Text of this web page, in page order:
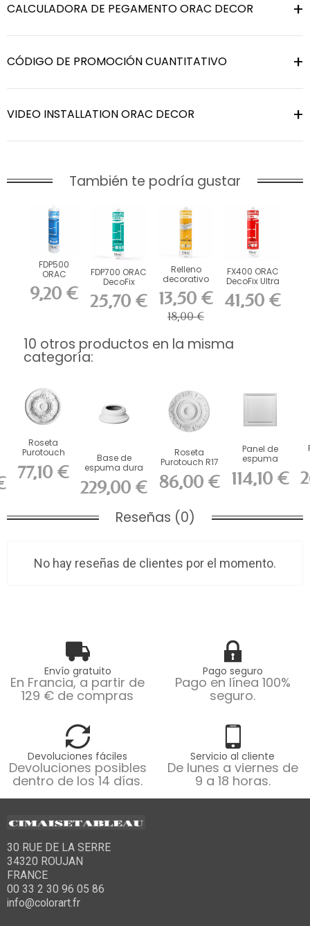
CALCULADORA DE PEGAMENTO ORAC DECOR
CÓDIGO DE PROMOCIÓN CUANTITATIVO
VIDEO INSTALLATION ORAC DECOR
También te podría gustar
FDP500
ORAC
DecoFix Pro
310 ml
9,20 €
FDP700 ORAC
DecoFix
Power 290 ml
25,70 €
Relleno
decorativo
FL300
13,50 €
18,00 €
FX400 ORAC
DecoFix Ultra
270 ml
41,50 €
10 otros productos en la misma
categoría:
Roseta
Purotouch
R18 ORAC
cm
77,10 €
Base de
espuma dura
ORAC K1152 L32
x...
229,00 €
Roseta
Purotouch R17
ORAC cm
86,00 €
Panel de
espuma
dura ORAC
D503 (largo
55 x...
114,10 €
Reseñas (0)
No hay reseñas de clientes por el momento.
Envío gratuito
En Francia, a partir de
129 € de compras
Pago seguro
Pago en línea 100%
seguro.
Devoluciones fáciles
Devoluciones posibles
dentro de los 14 días.
Servicio al cliente
De lunes a viernes de
9 a 18 horas.
30 RUE DE LA SERRE
34320 ROUJAN
FRANCE
00 33 2 30 96 05 86
info@colorart.fr